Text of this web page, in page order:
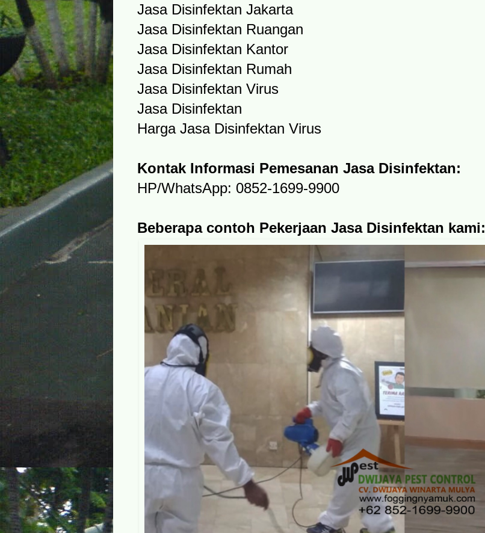
Jasa Disinfektan Jakarta
Jasa Disinfektan Ruangan
Jasa Disinfektan Kantor
Jasa Disinfektan Rumah
Jasa Disinfektan Virus
Jasa Disinfektan
Harga Jasa Disinfektan Virus
Kontak Informasi Pemesanan Jasa Disinfektan:
HP/WhatsApp: 0852-1699-9900
Beberapa contoh Pekerjaan Jasa Disinfektan kami: